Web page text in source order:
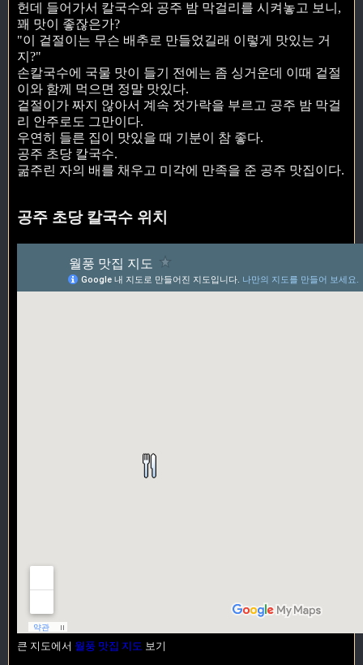
헌데 들어가서 칼국수와 공주 밤 막걸리를 시켜놓고 보니,
꽤 맛이 좋잖은가?
"이 겉절이는 무슨 배추로 만들었길래 이렇게 맛있는 거
지?"
손칼국수에 국물 맛이 들기 전에는 좀 싱거운데 이때 겉절
이와 함께 먹으면 정말 맛있다.
겉절이가 짜지 않아서 계속 젓가락을 부르고 공주 밤 막걸
리 안주로도 그만이다.
우연히 들른 집이 맛있을 때 기분이 참 좋다.
공주 초당 칼국수.
굶주린 자의 배를 채우고 미각에 만족을 준 공주 맛집이다.
공주 초당 칼국수 위치
큰 지도에서 월풍 맛집 지도 보기